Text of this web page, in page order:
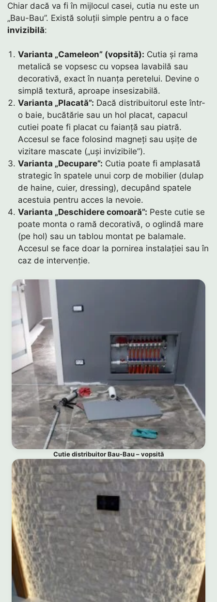
Chiar dacă va fi în mijlocul casei, cutia nu este un
„Bau-Bau”. Există soluții simple pentru a o face
invizibilă:
Varianta „Cameleon” (vopsită): Cutia și rama
metalică se vopsesc cu vopsea lavabilă sau
decorativă, exact în nuanța peretelui. Devine o
simplă textură, aproape insesizabilă.
Varianta „Placată”: Dacă distribuitorul este într-
o baie, bucătărie sau un hol placat, capacul
cutiei poate fi placat cu faianță sau piatră.
Accesul se face folosind magneți sau ușițe de
vizitare mascate („uși invizibile”).
Varianta „Decupare”: Cutia poate fi amplasată
strategic în spatele unui corp de mobilier (dulap
de haine, cuier, dressing), decupând spatele
acestuia pentru acces la nevoie.
Varianta „Deschidere comoară”: Peste cutie se
poate monta o ramă decorativă, o oglindă mare
(pe hol) sau un tablou montat pe balamale.
Accesul se face doar la pornirea instalației sau în
caz de intervenție.
Cutie distribuitor Bau-Bau – vopsită